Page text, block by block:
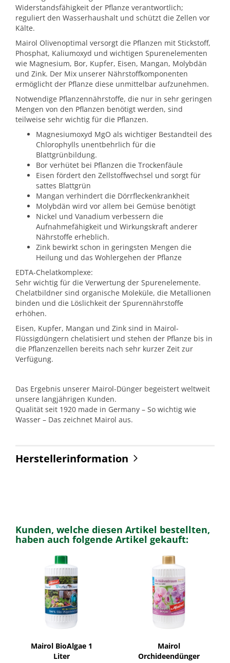
Widerstandsfähigkeit der Pflanze verantwortlich;
reguliert den Wasserhaushalt und schützt die Zellen vor
Kälte.
Mairol Olivenoptimal versorgt die Pflanzen mit Stickstoff,
Phosphat, Kaliumoxyd und wichtigen Spurenelementen
wie Magnesium, Bor, Kupfer, Eisen, Mangan, Molybdän
und Zink. Der Mix unserer Nährstoffkomponenten
ermöglicht der Pflanze diese unmittelbar aufzunehmen.
Notwendige Pflanzennährstoffe, die nur in sehr geringen
Mengen von den Pflanzen benötigt werden, sind
teilweise sehr wichtig für die Pflanzen.
Magnesiumoxyd MgO als wichtiger Bestandteil des
Chlorophylls unentbehrlich für die
Blattgrünbildung.
Bor verhütet bei Pflanzen die Trockenfäule
Eisen fördert den Zellstoffwechsel und sorgt für
sattes Blattgrün
Mangan verhindert die Dörrfleckenkrankheit
Molybdän wird vor allem bei Gemüse benötigt
Nickel und Vanadium verbessern die
Aufnahmefähigkeit und Wirkungskraft anderer
Nährstoffe erheblich.
Zink bewirkt schon in geringsten Mengen die
Heilung und das Wohlergehen der Pflanze
EDTA-Chelatkomplexe:
Sehr wichtig für die Verwertung der Spurenelemente.
Chelatbildner sind organische Moleküle, die Metallionen
binden und die Löslichkeit der Spurennährstoffe
erhöhen.
Eisen, Kupfer, Mangan und Zink sind in Mairol-
Flüssigdüngern chelatisiert und stehen der Pflanze bis in
die Pflanzenzellen bereits nach sehr kurzer Zeit zur
Verfügung.
Das Ergebnis unserer Mairol-Dünger begeistert weltweit
unsere langjährigen Kunden.
Qualität seit 1920 made in Germany – So wichtig wie
Wasser – Das zeichnet Mairol aus.
Herstellerinformation
Kunden, welche diesen Artikel bestellten,
haben auch folgende Artikel gekauft:
Mairol BioAlgae 1
Liter
Mairol
Orchideendünger